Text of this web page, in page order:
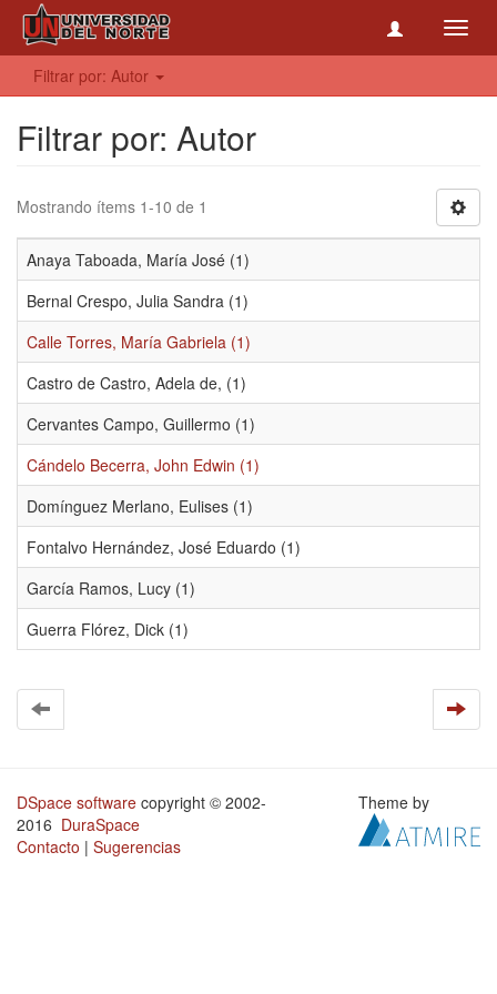
Filtrar por: Autor
Filtrar por: Autor
Mostrando ítems 1-10 de 1
Anaya Taboada, María José (1)
Bernal Crespo, Julia Sandra (1)
Calle Torres, María Gabriela (1)
Castro de Castro, Adela de, (1)
Cervantes Campo, Guillermo (1)
Cándelo Becerra, John Edwin (1)
Domínguez Merlano, Eulises (1)
Fontalvo Hernández, José Eduardo (1)
García Ramos, Lucy (1)
Guerra Flórez, Dick (1)
DSpace software copyright © 2002-
2016 DuraSpace
Contacto | Sugerencias
Theme by